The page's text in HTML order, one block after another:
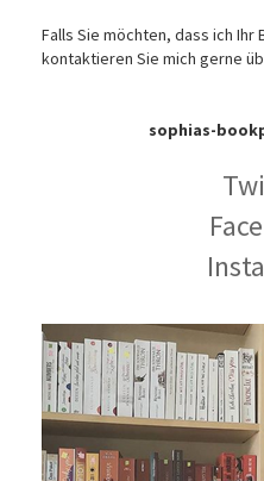
Falls Sie möchten, dass ich Ihr
kontaktieren Sie mich gerne
sophias-